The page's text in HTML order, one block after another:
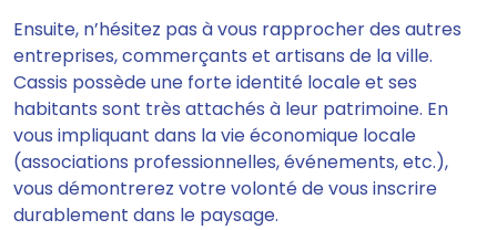
Ensuite, n’hésitez pas à vous rapprocher des autres
entreprises, commerçants et artisans de la ville.
Cassis possède une forte identité locale et ses
habitants sont très attachés à leur patrimoine. En
vous impliquant dans la vie économique locale
(associations professionnelles, événements, etc.),
vous démontrerez votre volonté de vous inscrire
durablement dans le paysage.